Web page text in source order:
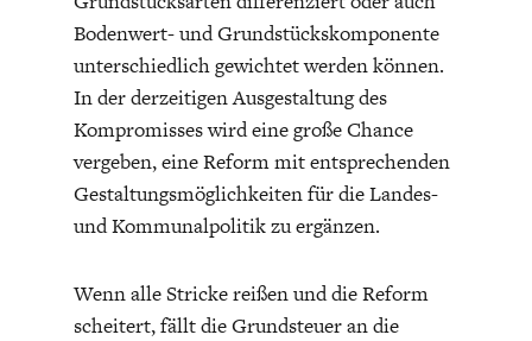
Bodenwert- und Grundstückskomponente
unterschiedlich gewichtet werden können.
In der derzeitigen Ausgestaltung des
Kompromisses wird eine große Chance
vergeben, eine Reform mit entsprechenden
Gestaltungsmöglichkeiten für die Landes-
und Kommunalpolitik zu ergänzen.
Wenn alle Stricke reißen und die Reform
scheitert, fällt die Grundsteuer an die